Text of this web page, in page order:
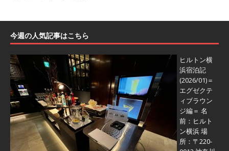
今週の人気記事はこちら
ヒルトン横
浜宿泊記
(2026/01)＝
エグゼクテ
ィブラウン
ジ編＝ 名
前：ヒルト
ン横浜 場
所：〒220-